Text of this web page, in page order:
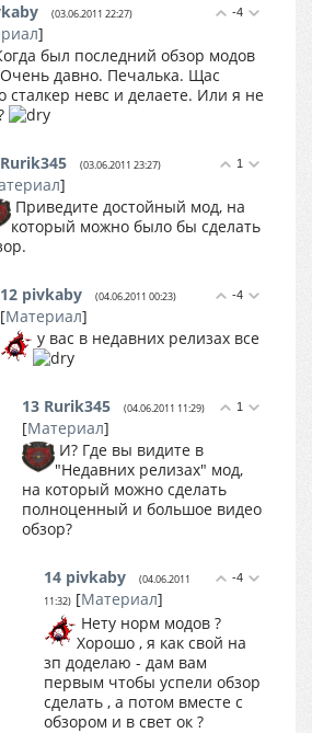
-4
(03.06.2011 22:27)
]
был последний обзор модов
давно. Печалька. Щас
сталкер невс и делаете. Или я не
1
Rurik345 (03.06.2011 23:27)
]
Приведите достойный мод, на
который можно было бы сделать
-4
12 pivkaby (04.06.2011 00:23)
[Материал]
у вас в недавних релизах все
1
13 Rurik345 (04.06.2011 11:29)
[Материал]
И? Где вы видите в
"Недавних релизах" мод,
на который можно сделать
полноценный и большое видео
обзор?
-4
14 pivkaby
(04.06.2011
11:32) [Материал]
Нету норм модов ?
Хорошо , я как свой на
зп доделаю - дам вам
первым чтобы успели обзор
сделать , а потом вместе с
обзором и в свет ок ?